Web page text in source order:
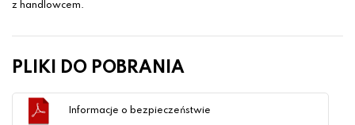
z handlowcem.
PLIKI DO POBRANIA
Informacje o bezpieczeństwie